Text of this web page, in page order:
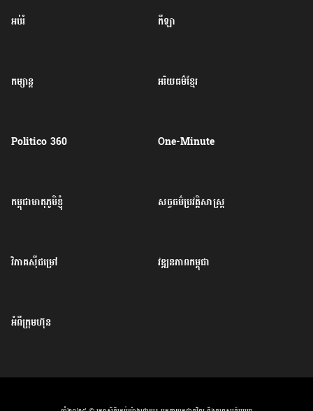
អប់រំ កីឡា
កម្សាន្ត អរិយធម៌ខ្មែរ
Politico 360 One-Minute
កម្ពុជាមាតុភូមិខ្ញុំ សច្ចធម៌ប្រវត្តិសាស្ត្រ
វិភាគសុីជម្រៅ វឌ្ឍនភាពកម្ពុជា
អំពីក្រុមហ៊ុន